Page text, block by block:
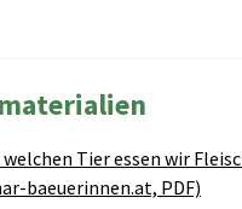
Tier essen wir
baeuerinnen.at, PDF)